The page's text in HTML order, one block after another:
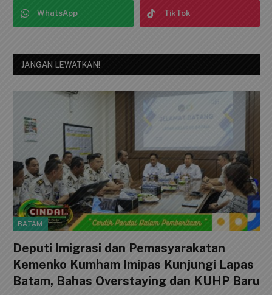
WhatsApp TikTok
JANGAN LEWATKAN!
BATAM
Deputi Imigrasi dan Pemasyarakatan
Kemenko Kumham Imipas Kunjungi Lapas
Batam, Bahas Overstaying dan KUHP Baru